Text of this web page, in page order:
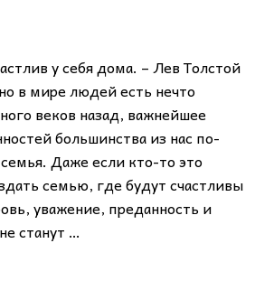
у себя дома. – Лев Толстой
в мире людей есть нечто
веков назад, важнейшее
большинства из нас по-
Даже если кто-то это
семью, где будут счастливы
уважение, преданность и
станут …